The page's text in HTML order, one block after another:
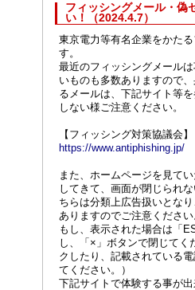
フィッシングメール・偽
い！（2024.4.7）
東京電力等有名企業をかた
す。
最近のフィッシングメール
いものも多数ありますので
るメールは、下記サイト等
しない様ご注意ください。
【フィッシング対策協議会】
https://www.antiphishing.jp/
また、ホームページを見て
してきて、画面が閉じられ
ちらは分類上広告扱いとな
ありますのでご注意ください
もし、表示された場合は「
し、「×」ボタンで閉じてく
クしたり、記載されている
てください。）
下記サイトで体験する事が